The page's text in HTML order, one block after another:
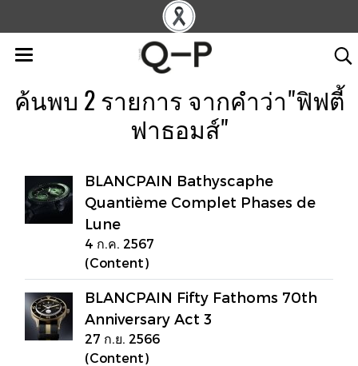
ค้นพบ 2 รายการ จากคำว่า"ฟิฟตี้
ฟาธอมส์"
BLANCPAIN Bathyscaphe
Quantième Complet Phases de
Lune
4 ก.ค. 2567
(Content)
BLANCPAIN Fifty Fathoms 70th
Anniversary Act 3
27 ก.ย. 2566
(Content)